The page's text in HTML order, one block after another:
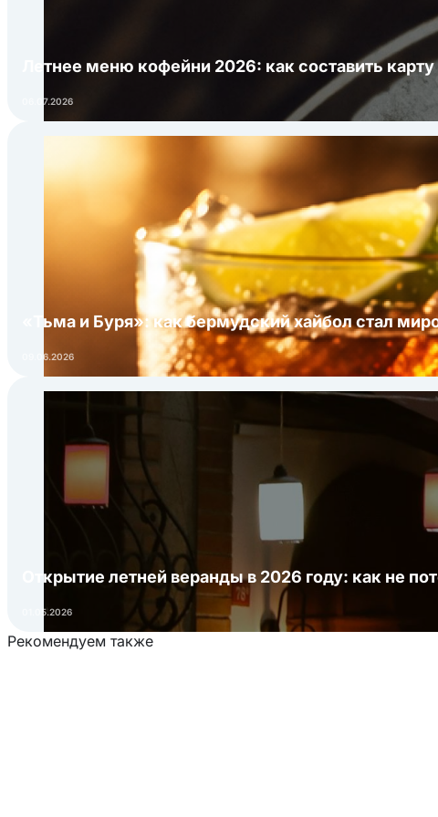
Летнее меню кофейни 2026: как составить
06.07.2026
«Тьма и Буря»: как бермудский хайбол стал
09.06.2026
Открытие летней веранды в 2026 году: как не
01.05.2026
Рекомендуем также